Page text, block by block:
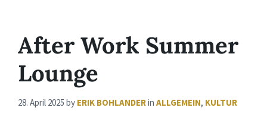
After Work Summer
Lounge
28. April 2025 by ERIK BOHLANDERin ALLGEMEIN, KULTUR